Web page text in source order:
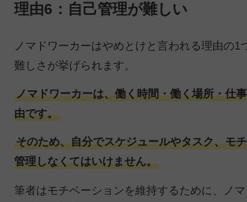
理由6：自己管理が難しい
ノマドワーカーはやめとけと言われる理由の1
難しさが挙げられます。
ノマドワーカーは、働く時間・働く場所・仕
由です。
そのため、自分でスケジュールやタスク、モ
管理しなくてはいけません。
筆者はモチベーションを維持するために、ノ